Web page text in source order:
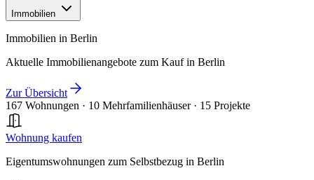
Immobilien
Immobilien in Berlin
Aktuelle Immobilienangebote zum Kauf in Berlin
Zur Übersicht
167 Wohnungen · 10 Mehrfamilienhäuser · 15 Projekte
Wohnung kaufen
Eigentumswohnungen zum Selbstbezug in Berlin